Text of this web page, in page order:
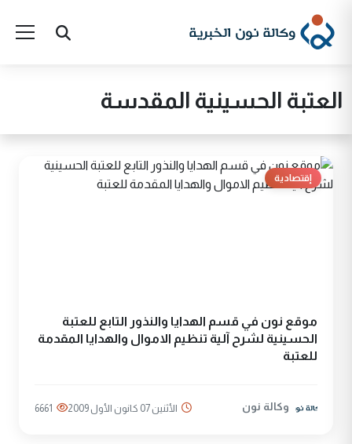
العتبة الحسينية المقدسة
إقتصادية
موقع نون في قسم الهدايا والنذور التابع للعتبة
الحسينية لشرح آلية تنظيم الاموال والهدايا المقدمة
للعتبة
وكالة نون الأثنين 07 كانون الأول 2009 6661